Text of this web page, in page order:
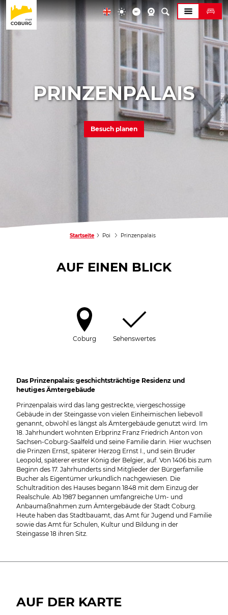
© Michael Selzer
PRINZENPALAIS
Besuch planen
Startseite Poi Prinzenpalais
AUF EINEN BLICK
Coburg Sehenswertes
Das Prinzenpalais: geschichtsträchtige Residenz und
heutiges Ämtergebäude
Prinzenpalais wird das lang gestreckte, viergeschossige
Gebäude in der Steingasse von vielen Einheimischen liebevoll
genannt, obwohl es längst als Ämtergebäude genutzt wird. Im
18. Jahrhundert wohnten Erbprinz Franz Friedrich Anton von
Sachsen-Coburg-Saalfeld und seine Familie darin. Hier wuchsen
die Prinzen Ernst, späterer Herzog Ernst I., und sein Bruder
Leopold, späterer erster König der Belgier, auf. Von 1406 bis zum
Beginn des 17. Jahrhunderts sind Mitglieder der Bürgerfamilie
Bucher als Eigentümer urkundlich nachgewiesen. Die
Schultradition des Hauses begann 1848 mit dem Einzug der
Realschule. Ab 1987 begannen umfangreiche Um- und
Anbaumaßnahmen zum Ämtergebäude der Stadt Coburg.
Heute haben das Stadtbauamt, das Amt für Jugend und Familie
sowie das Amt für Schulen, Kultur und Bildung in der
Steingasse 18 ihren Sitz.
AUF DER KARTE